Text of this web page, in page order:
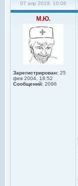
07 апр 2019, 10:06
М.Ю.
Зарегистрирован: 25
фев 2004, 18:52
Сообщений: 2096